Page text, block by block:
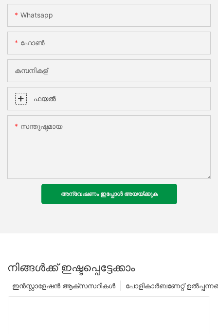
Whatsapp
ഫോൺ
കമ്പനികള്
ഫയൽ
സന്തുഷ്ടമായ
അന്വേഷണം ഇപ്പോൾ അയയ്ക്കുക
നിങ്ങൾക്ക് ഇഷ്ടപ്പെട്ടേക്കാം
പോളികാർബണേറ്റ്
ഇൻസ്റ്റാളേഷൻ ആക്സസറികൾ